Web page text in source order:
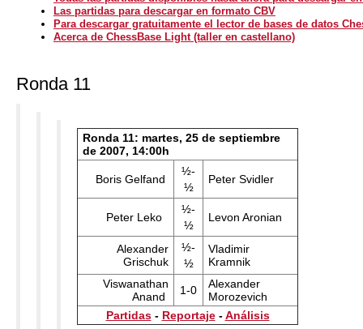
Las partidas para descargar en formato CBV
Para descargar gratuitamente el lector de bases de datos
Acerca de ChessBase Light (taller en castellano)
Ronda 11
Ronda 11: martes, 25 de septiembre
de 2007, 14:00h
Boris Gelfand
½-
½
Peter Svidler
Peter Leko
½-
½
Levon Aronian
Alexander
Grischuk
½-
½
Vladimir
Kramnik
Viswanathan
Anand
1-0
Alexander
Morozevich
Partidas- Reportaje-Análisis